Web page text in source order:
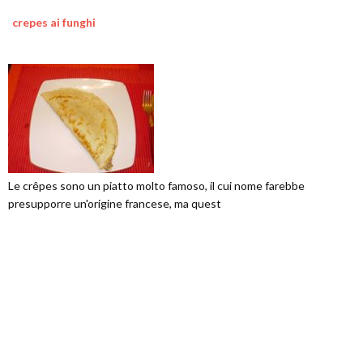
crepes ai funghi
Le crêpes sono un piatto molto famoso, il cui nome farebbe
presupporre un'origine francese, ma quest